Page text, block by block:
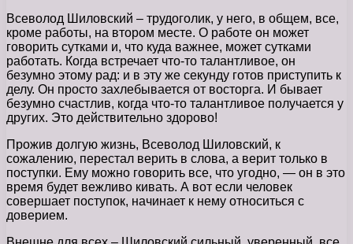
Всеволод Шиловский – трудоголик, у него, в общем, все,
кроме работы, на втором месте. О работе он может
говорить сутками и, что куда важнее, может сутками
работать. Когда встречает что-то талантливое, он
безумно этому рад: и в эту же секунду готов приступить к
делу. Он просто захлебывается от восторга. И бывает
безумно счастлив, когда что-то талантливое получается у
других. Это действительно здорово!
Прожив долгую жизнь, Всеволод Шиловский, к
сожалению, перестал верить в слова, а верит только в
поступки. Ему можно говорить все, что угодно, — он в это
время будет вежливо кивать. А вот если человек
совершает поступок, начинает к нему относиться с
доверием.